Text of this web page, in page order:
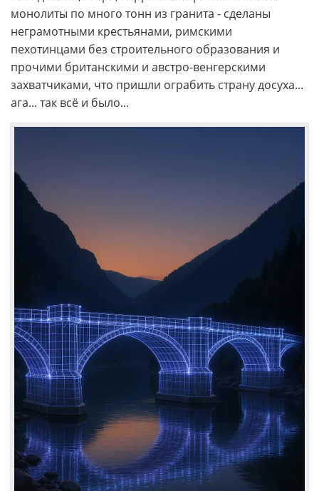
монолиты по много тонн из гранита - сделаны
неграмотными крестьянами, римскими
пехотинцами без строительного образования и
прочими британскими и австро-венгерскими
захватчиками, что пришли ограбить страну досуха...
ага... так всё и было...